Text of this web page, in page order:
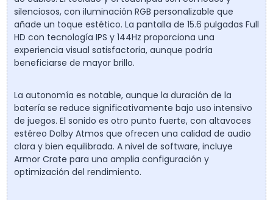
silenciosos, con iluminación RGB personalizable que
añade un toque estético. La pantalla de 15.6 pulgadas Full
HD con tecnología IPS y 144Hz proporciona una
experiencia visual satisfactoria, aunque podría
beneficiarse de mayor brillo.
La autonomía es notable, aunque la duración de la
batería se reduce significativamente bajo uso intensivo
de juegos. El sonido es otro punto fuerte, con altavoces
estéreo Dolby Atmos que ofrecen una calidad de audio
clara y bien equilibrada. A nivel de software, incluye
Armor Crate para una amplia configuración y
optimización del rendimiento.